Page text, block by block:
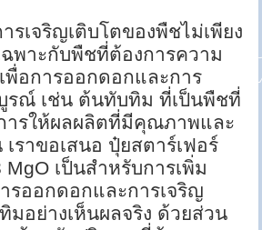
รเจริญเติบโตของพืชไม่เพียง
ฉพาะกับพืชที่ต้องการความ
พื่อการออกดอกและการ
รณ์ เช่น ต้นทับทิม ที่เป็นพืชที่
รให้ผลผลิตที่มีคุณภาพและ
ราขอเสนอ ปุ๋ยสตาร์เฟอร์
เป็นสำหรับการเพิ่ม
รออกดอกและการเจริญ
มอย่างเห็นผลจริง ด้วยส่วน